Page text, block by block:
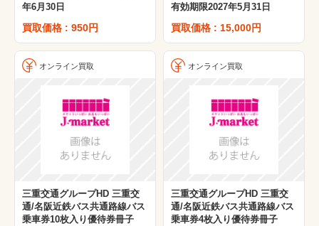
年6月30日
買取価格 : 950円
有効期限2027年5月31日
買取価格 : 15,000円
オンライン買取
三重交通グループHD 三重交
通/名阪近鉄バス共通路線バス
乗車券10枚入り優待券冊子
オンライン買取
三重交通グループHD 三重交
通/名阪近鉄バス共通路線バス
乗車券4枚入り優待券冊子